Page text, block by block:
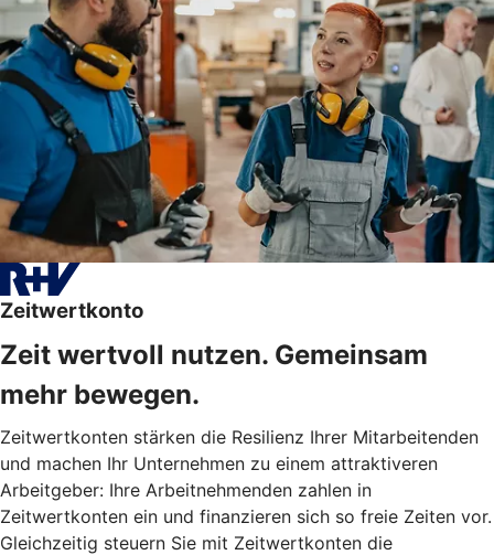
Zeitwertkonto
Zeit wertvoll nutzen. Gemeinsam
mehr bewegen.
Zeitwertkonten stärken die Resilienz Ihrer Mitarbeitenden
und machen Ihr Unternehmen zu einem attraktiveren
Arbeitgeber: Ihre Arbeitnehmenden zahlen in
Zeitwertkonten ein und finanzieren sich so freie Zeiten vor.
Gleichzeitig steuern Sie mit Zeitwertkonten die